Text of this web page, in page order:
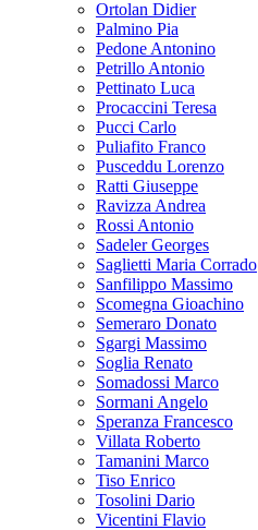
Ortolan Didier
Palmino Pia
Pedone Antonino
Petrillo Antonio
Pettinato Luca
Procaccini Teresa
Pucci Carlo
Puliafito Franco
Pusceddu Lorenzo
Ratti Giuseppe
Ravizza Andrea
Rossi Antonio
Sadeler Georges
Saglietti Maria Corrado
Sanfilippo Massimo
Scomegna Gioachino
Semeraro Donato
Sgargi Massimo
Soglia Renato
Somadossi Marco
Sormani Angelo
Speranza Francesco
Villata Roberto
Tamanini Marco
Tiso Enrico
Tosolini Dario
Vicentini Flavio